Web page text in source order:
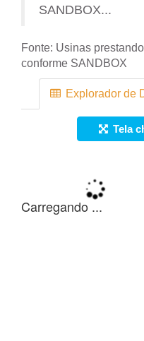
SANDBOX...
Fonte: Usinas
conforme SANDBOX
Explorador de
Tela